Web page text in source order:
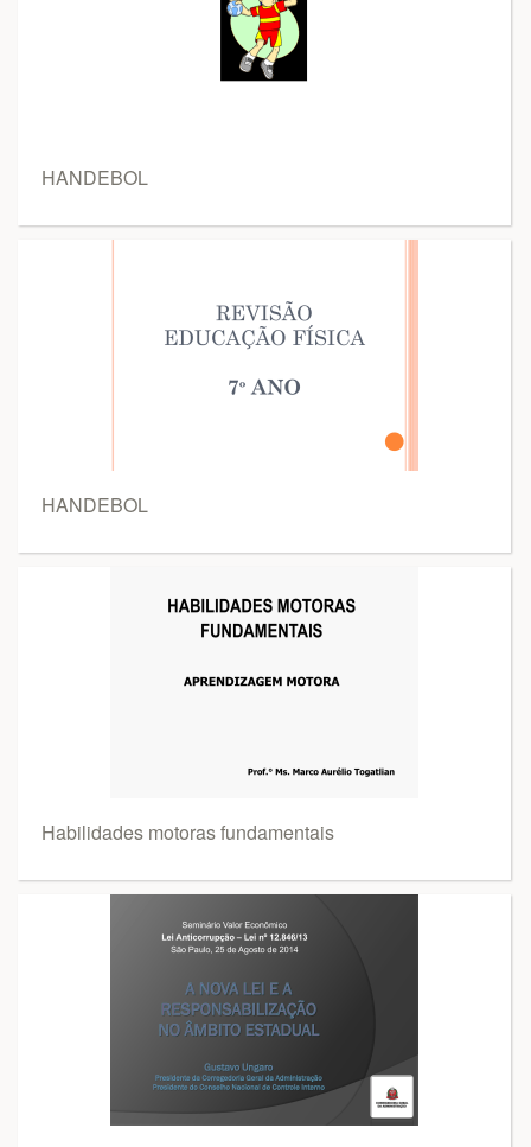
HANDEBOL
HANDEBOL
Habilidades motoras fundamentais